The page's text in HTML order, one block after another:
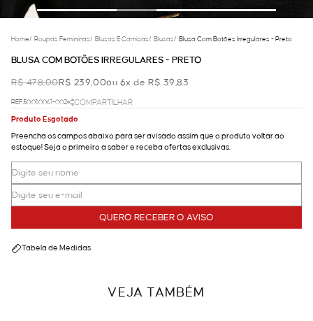
Home/ Roupas Femininas/ Blusas E Camisas/ Blusas/ Blusa Com Botões Irregulares - Preto
BLUSA COM BOTÕES IRREGULARES - PRETO
R$ 478,00R$ 239,00ou 6x de R$ 39,83
REF.50.01.0061-002
COMPARTILHAR
Produto Esgotado
Preencha os campos abaixo para ser avisado assim que o produto voltar ao
estoque! Seja o primeiro a saber e receba ofertas exclusivas.
QUERO RECEBER O AVISO
Tabela de Medidas
VEJA TAMBÉM